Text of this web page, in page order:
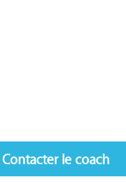
Contacter le coach